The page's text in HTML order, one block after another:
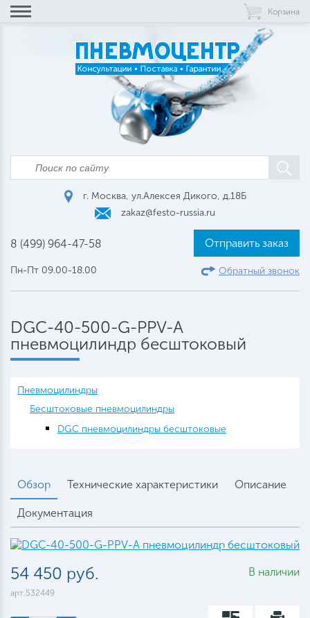
Корзина
г. Москва, ул.Алексея Дикого, д.18Б
zakaz@festo-russia.ru
8 (499) 964-47-58
Пн-Пт 09.00-18.00
Отправить заказ
Обратный звонок
DGC-40-500-G-PPV-A
пневмоцилиндр бесштоковый
Пневмоцилиндры
Бесштоковые пневмоцилиндры
DGC пневмоцилиндры бесштоковые
Обзор Технические характеристики Описание
Документация
54 450 руб.
арт.532449
В наличии